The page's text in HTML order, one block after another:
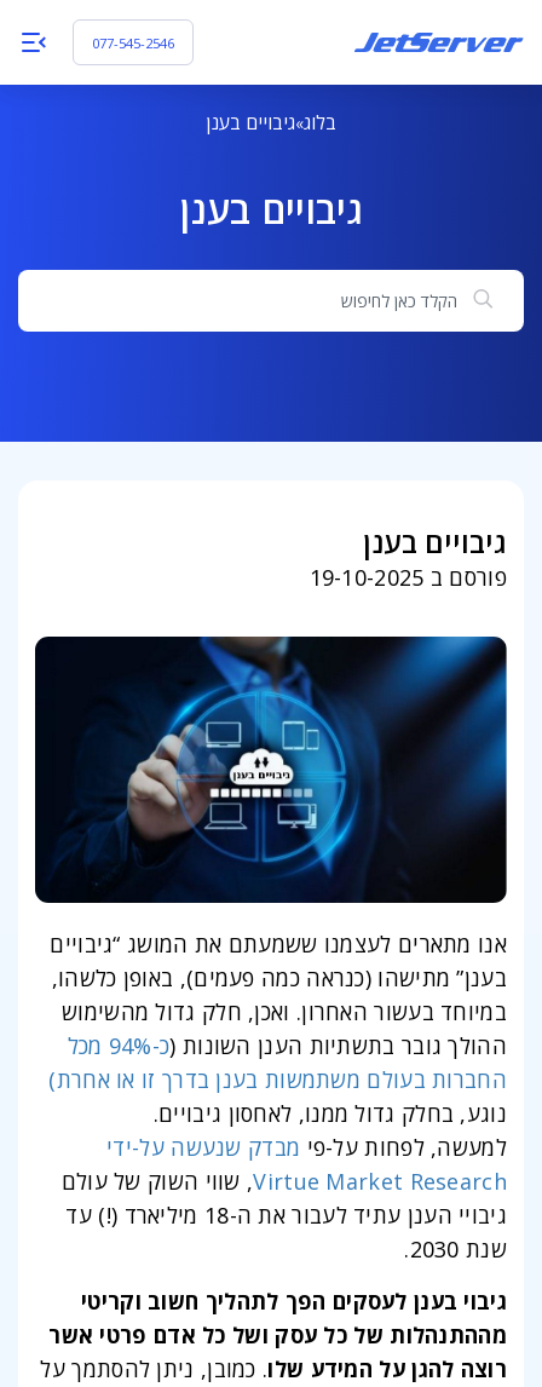
077-545-2546
בלוג גיבויים בענן
גיבויים בענן
חיפוש
גיבויים בענן
פורסם ב 19-10-2025
אנו מתארים לעצמנו ששמעתם את המושג “גיבויים
בענן” מתישהו (כנראה כמה פעמים), באופן כלשהו,
במיוחד בעשור האחרון. ואכן, חלק גדול מהשימוש
ההולך גובר בתשתיות הענן השונות (כ-94
% מכל
החברות בעולם משתמשות בענן בדרך זו או אחרת)
נוגע, בחלק גדול ממנו, לאחסון גיבויים.
למעשה, לפחות על-פי מבדק שנעשה על-ידי
Virtue Market Research, שווי השוק של עולם
גיבויי הענן עתיד לעבור את ה-18 מיליארד (!) עד
שנת 2030.
גיבוי בענן לעסקים הפך לתהליך חשוב וקריטי
מההתנהלות של כל עסק ושל כל אדם פרטי אשר
רוצה להגן על המידע שלו. כמובן, ניתן להסתמך על